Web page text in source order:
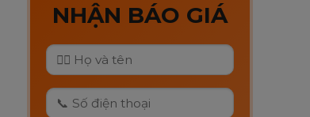
NHẬN BÁO GIÁ